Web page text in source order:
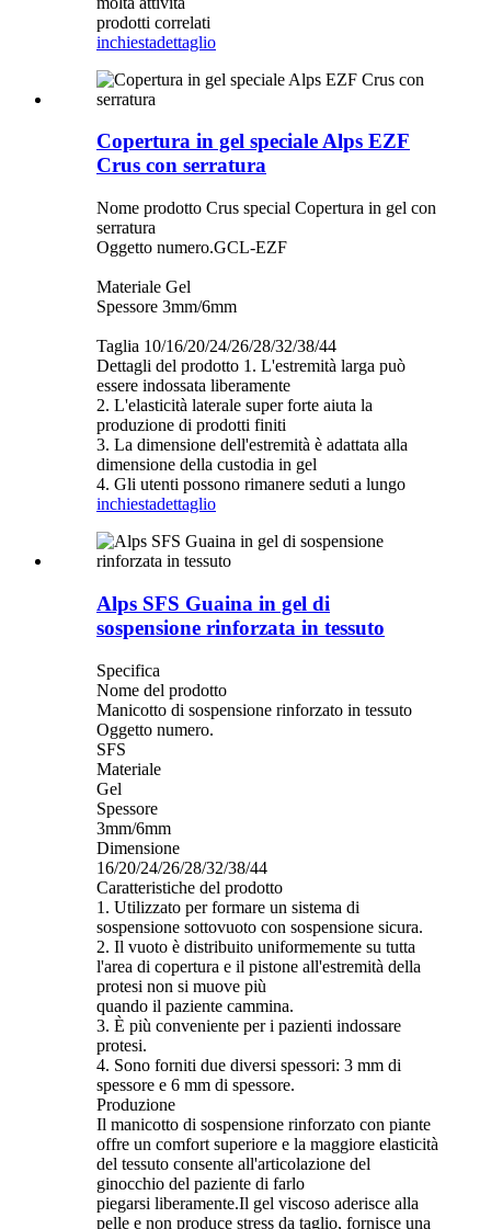
prodotti correlati
inchiestadettaglio
Copertura in gel speciale Alps EZF
Crus con serratura
Nome prodotto Crus special Copertura in gel con
serratura
Oggetto numero.GCL-EZF
Materiale Gel
Spessore 3mm/6mm
Taglia 10/16/20/24/26/28/32/38/44
Dettagli del prodotto 1. L'estremità larga può
essere indossata liberamente
2. L'elasticità laterale super forte aiuta la
produzione di prodotti finiti
3. La dimensione dell'estremità è adattata alla
dimensione della custodia in gel
4. Gli utenti possono rimanere seduti a lungo
inchiestadettaglio
Alps SFS Guaina in gel di
sospensione rinforzata in tessuto
Specifica
Nome del prodotto
Manicotto di sospensione rinforzato in tessuto
Oggetto numero.
SFS
Materiale
Gel
Spessore
3mm/6mm
Dimensione
16/20/24/26/28/32/38/44
Caratteristiche del prodotto
1. Utilizzato per formare un sistema di
sospensione sottovuoto con sospensione sicura.
2. Il vuoto è distribuito uniformemente su tutta
l'area di copertura e il pistone all'estremità della
protesi non si muove più
quando il paziente cammina.
3. È più conveniente per i pazienti indossare
protesi.
4. Sono forniti due diversi spessori: 3 mm di
spessore e 6 mm di spessore.
Produzione
Il manicotto di sospensione rinforzato con piante
offre un comfort superiore e la maggiore elasticità
del tessuto consente all'articolazione del
ginocchio del paziente di farlo
piegarsi liberamente.Il gel viscoso aderisce alla
pelle e non produce stress da taglio, fornisce una